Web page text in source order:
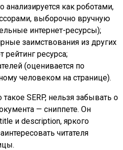
анализируется как роботами,
выборочно вручную
интернет-ресурсы);
заимствования из других
рейтинг ресурса;
(оценивается по
человеком на странице).
SERP, нельзя забывать о
— сниппете. Он
и description, яркого
читателя